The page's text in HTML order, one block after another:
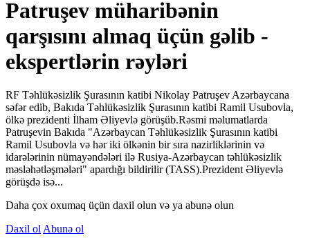
Patruşev müharibənin
qarşısını almaq üçün gəlib -
ekspertlərin rəyləri
RF Təhlükəsizlik Şurasının katibi Nikolay Patruşev Azərbaycana
səfər edib, Bakıda Təhlükəsizlik Şurasının katibi Ramil Usubovla,
ölkə prezidenti İlham Əliyevlə görüşüb.Rəsmi məlumatlarda
Patruşevin Bakıda "Azərbaycan Təhlükəsizlik Şurasının katibi
Ramil Usubovla və hər iki ölkənin bir sıra nazirliklərinin və
idarələrinin nümayəndələri ilə Rusiya-Azərbaycan təhlükəsizlik
məsləhətləşmələri" apardığı bildirilir (TASS).Prezident Əliyevlə
görüşdə isə...
Daha çox oxumaq üçün daxil olun və ya abunə olun
Daxil ol Abunə ol